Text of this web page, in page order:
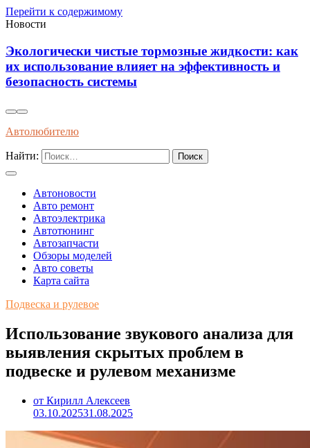
Перейти к содержимому
Новости
чистые тормозные жидкости: как
влияет на эффективность и
системы
Автолюбителю
Найти:
Автоновости
Авто ремонт
Автоэлектрика
Автотюнинг
Автозапчасти
Обзоры моделей
Авто советы
Карта сайта
Подвеска и рулевое
Использование звукового анализа для
выявления скрытых проблем в
подвеске и рулевом механизме
от Кирилл Алексеев
03.10.202531.08.2025